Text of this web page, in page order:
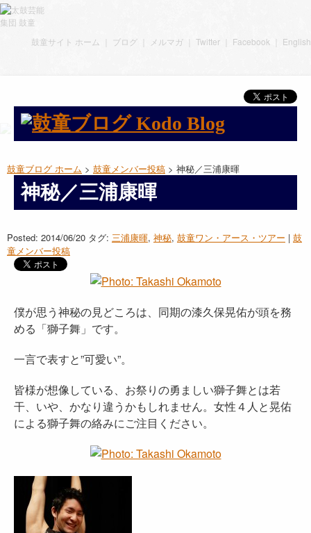
鼓童サイト ホーム ブログ メルマガ Twitter Facebook English
鼓童ブログ ホーム > 鼓童メンバー投稿 > 神秘／三浦康暉
神秘／三浦康暉
Posted: 2014/06/20 タグ: 三浦康暉, 神秘, 鼓童ワン・アース・ツアー | 鼓
童メンバー投稿
僕が思う神秘の見どころは、同期の漆久保晃佑が頭を務
める「獅子舞」です。
一言で表すと”可愛い”。
皆様が想像している、お祭りの勇ましい獅子舞とは若
干、いや、かなり違うかもしれません。女性４人と晃佑
による獅子舞の絡みにご注目ください。